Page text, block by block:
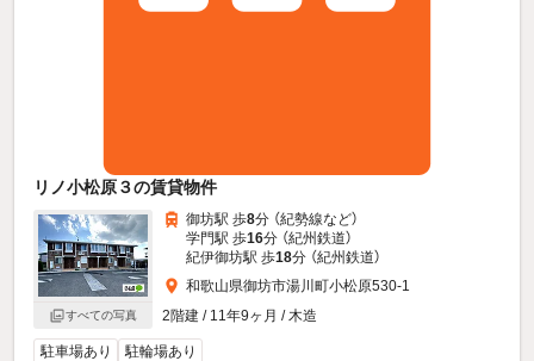
リノ小松原３の賃貸物件
すべての写真
御坊駅 歩8分 （紀勢線など）
学門駅 歩16分 （紀州鉄道）
紀伊御坊駅 歩18分 （紀州鉄道）
和歌山県御坊市湯川町小松原530-1
2階建 / 11年9ヶ月 / 木造
駐車場あり 駐輪場あり